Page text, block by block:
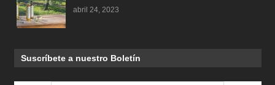
abril 24, 2023
Suscríbete a nuestro Boletín